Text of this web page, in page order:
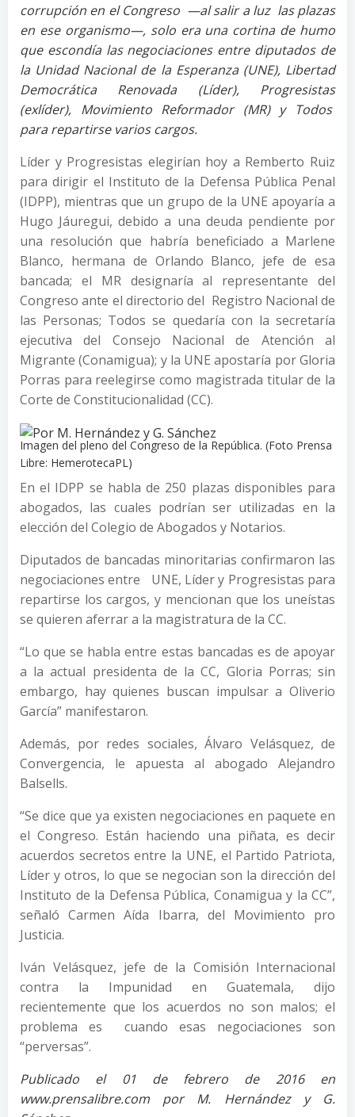
corrupción en el Congreso —al salir a luz las plazas
en ese organismo—, solo era una cortina de humo
que escondía las negociaciones entre diputados de
la Unidad Nacional de la Esperanza (UNE), Libertad
Democrática Renovada (Líder), Progresistas
(exlíder), Movimiento Reformador (MR) y Todos
para repartirse varios cargos.
Líder y Progresistas elegirían hoy a Remberto Ruiz
para dirigir el Instituto de la Defensa Pública Penal
(IDPP), mientras que un grupo de la UNE apoyaría a
Hugo Jáuregui, debido a una deuda pendiente por
una resolución que habría beneficiado a Marlene
Blanco, hermana de Orlando Blanco, jefe de esa
bancada; el MR designaría al representante del
Congreso ante el directorio del Registro Nacional de
las Personas; Todos se quedaría con la secretaría
ejecutiva del Consejo Nacional de Atención al
Migrante (Conamigua); y la UNE apostaría por Gloria
Porras para reelegirse como magistrada titular de la
Corte de Constitucionalidad (CC).
Imagen del pleno del Congreso de la República. (Foto Prensa
Libre: HemerotecaPL)
En el IDPP se habla de 250 plazas disponibles para
abogados, las cuales podrían ser utilizadas en la
elección del Colegio de Abogados y Notarios.
Diputados de bancadas minoritarias confirmaron las
negociaciones entre UNE, Líder y Progresistas para
repartirse los cargos, y mencionan que los uneístas
se quieren aferrar a la magistratura de la CC.
“Lo que se habla entre estas bancadas es de apoyar
a la actual presidenta de la CC, Gloria Porras; sin
embargo, hay quienes buscan impulsar a Oliverio
García” manifestaron.
Además, por redes sociales, Álvaro Velásquez, de
Convergencia, le apuesta al abogado Alejandro
Balsells.
“Se dice que ya existen negociaciones en paquete en
el Congreso. Están haciendo una piñata, es decir
acuerdos secretos entre la UNE, el Partido Patriota,
Líder y otros, lo que se negocian son la dirección del
Instituto de la Defensa Pública, Conamigua y la CC”,
señaló Carmen Aída Ibarra, del Movimiento pro
Justicia.
Iván Velásquez, jefe de la Comisión Internacional
contra la Impunidad en Guatemala, dijo
recientemente que los acuerdos no son malos; el
problema es cuando esas negociaciones son
“perversas”.
Publicado el 01 de febrero de 2016 en
www.prensalibre.com por M. Hernández y G.